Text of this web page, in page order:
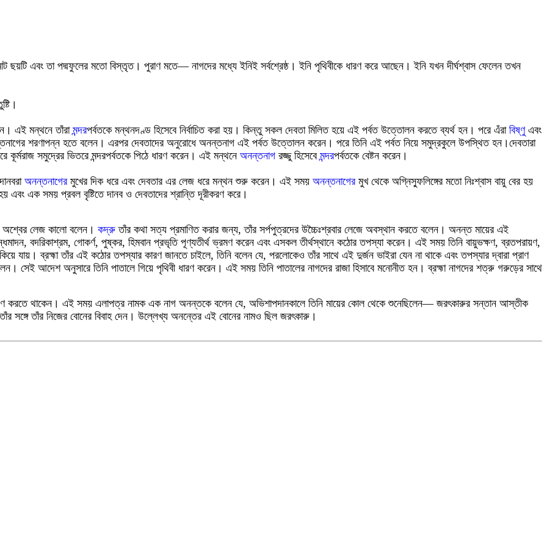
ছয়টি এবং তা পদ্মফুলের মতো বিস্তৃত। পুরাণ মতে―নাগদের মধ্যে ইনিই সর্বশ্রেষ্ঠ।ইনি পৃথিবীকে ধারণ করে আছেন ।ইনি যখন দীর্ঘশ্বাস ফেলেন তখন
।
এই মন্থনে তাঁরামন্দরপর্বতকে মন্থনদণ্ড হিসেবে নির্বাচিত করা হয়। কিন্তু সকল দেবতা মিলিত হয়ে এই পর্বত উত্তোলন করতে ব্যর্থ হন। পরে এঁরা বিষ্ণুএবং
শরণাপন্ন হতে বলেন। এরপর দেবতাদের অনুরোধে অনন্তনাগ এই পর্বত উত্তোলন করেন। পরে তিনি এই পর্বত নিয়ে সমুদ্রকুলে উপস্থিত হন। দেবতারা
সমুদ্রের ভিতরে মন্দরপর্বতকে পিঠে ধারণ করেন। এই মন্থনে অনন্তনাগ রজ্জু হিসেবেমন্দরপর্বতকে বেষ্টন করেন।
অনন্তনাগেরমুখের দিক ধরে এবং দেবতার এর লেজ ধরে মন্থন শুরু করেন। এই সময় অনন্তনাগেরমুখ থেকে অগ্নিস্ফুলিঙ্গের মতো নিঃশ্বাস বায়ু বের হয়
এবং এক সময় প্রবল বৃষ্টিতে দানব ও দেবতাদের শ্রান্তি দূরীকরণ করে।
অশ্বের লেজ কালো বলেন । কদ্রু তাঁর কথা সত্য প্রমাণিত করার জন্য,তাঁর সর্পপুত্রদের উচ্চৈঃশ্রবার লেজে অবস্থান করতে বলেন । অনন্ত মায়ের এই
বদরিকাশ্রম, গোকর্ণ, পুষ্কর, হিমবান প্রভৃতি পূণ্যতীর্থ ভ্রমণ করেন এবং এসকল তীর্থস্থানে কঠোর তপস্যা করেন। এই সময় তিনি বায়ুভক্ষণ, ব্রতপরায়ণ,
যায়।ব্রহ্মা তাঁর এই কঠোর তপস্যার কারণ জানতে চাইলে, তিনি বলেন যে, পরলোকেও তাঁর সাথে এই দুর্জন ভাইরা যেন না থাকে এবং তপস্যার দ্বারা প্রাণ
। সেই আদেশ অনুসারে তিনি পাতালে গিয়ে পৃথিবী ধারণ করেন । এই সময় তিনি পাতালের নাগদের রাজা হিসাবে মনোনীত হন ।ব্রহ্মা নাগদের শত্রু গরুড়ের সাথে
করতে থাকেন । এই সময় এলাপত্র নামক এক নাগ অনন্তকে বলেন যে, অভিশাপদানকালে তিনি মায়ের কোল থেকে শুনেছিলেন— জরৎকারুর সন্তান আস্তীক
তাঁর নিজের বোনের বিবাহ দেন । উল্লেখ্য অনন্তের এই বোনের নামও ছিল জরৎকারু ।